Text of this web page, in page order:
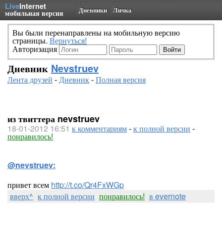
LiveInternet
мобильная версия Дневники Личка
Вы были перенаправлены на мобильную версию
страницы. Вернуться!
Авторизация
Дневник Nevstruev
Лента друзей -Дневник-Полная версия
из твиттера nevstruev
18-01-2012 16:51 к комментариям-к полной версии -
понравилось!
@nevstruev:
привет всем http://t.co/Qr4FxWGp
вверх^ к полной версии понравилось! в evernote